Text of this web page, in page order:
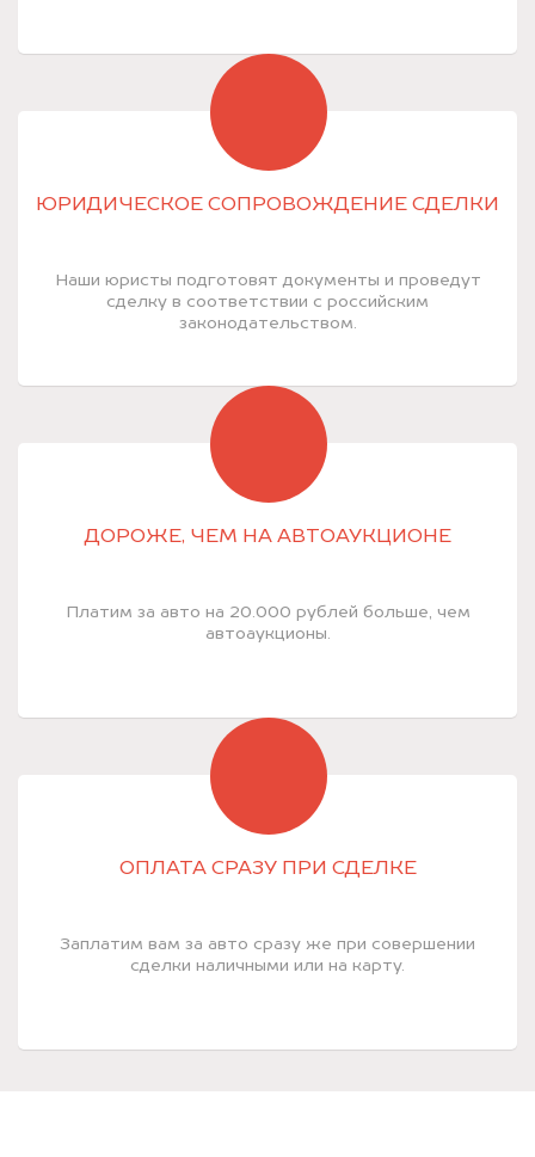
ЮРИДИЧЕСКОЕ СОПРОВОЖДЕНИЕ СДЕЛКИ
Наши юристы подготовят документы и проведут
сделку в соответствии с российским
законодательством.
ДОРОЖЕ, ЧЕМ НА АВТОАУКЦИОНЕ
Платим за авто на 20.000 рублей больше, чем
автоаукционы.
ОПЛАТА СРАЗУ ПРИ СДЕЛКЕ
Заплатим вам за авто сразу же при совершении
сделки наличными или на карту.